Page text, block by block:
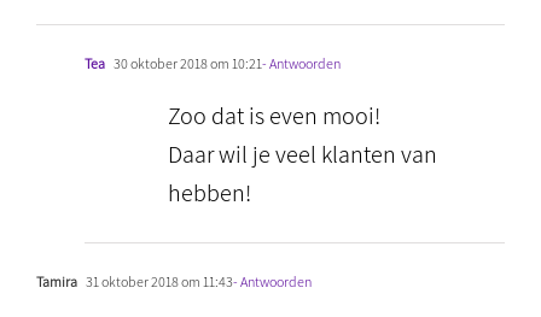
Tea 30 oktober 2018 om 10:21- Antwoorden
Zoo dat is even mooi!
Daar wil je veel klanten van
hebben!
Tamira 31 oktober 2018 om 11:43- Antwoorden